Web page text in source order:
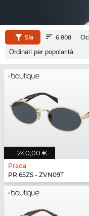
Sía 6.808
240,00 €
Prada
PR 65ZS - ZVN09T